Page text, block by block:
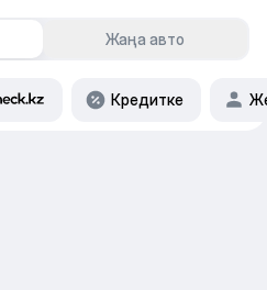
Жаңа авто
Кредитке